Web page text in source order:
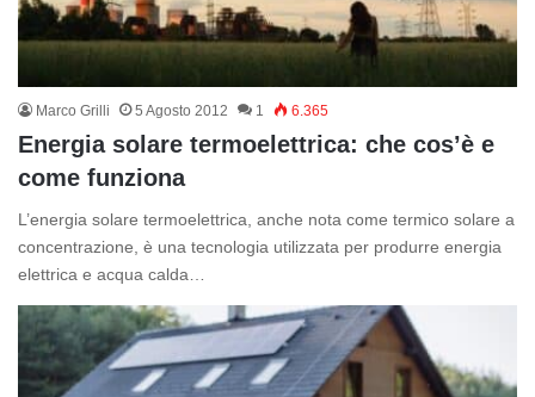
Marco Grilli 5 Agosto 2012 1 6.365
Energia solare termoelettrica: che cos’è e
come funziona
L’energia solare termoelettrica, anche nota come termico solare a
concentrazione, è una tecnologia utilizzata per produrre energia
elettrica e acqua calda…